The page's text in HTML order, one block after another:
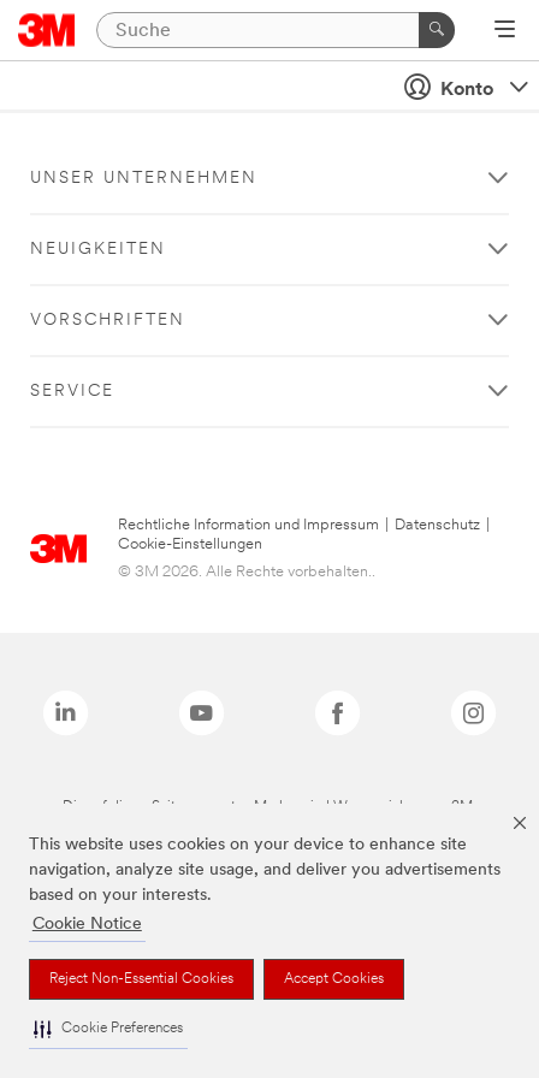
This website uses cookies on your device to enhance site
navigation, analyze site usage, and deliver you advertisements
based on your interests.
Cookie Notice
Reject Non-Essential Cookies Accept Cookies
Cookie Preferences
Konto
UNSER UNTERNEHMEN
NEUIGKEITEN
VORSCHRIFTEN
SERVICE
Rechtliche Information und Impressum Datenschutz
Cookie-Einstellungen
© 3M 2026. Alle Rechte vorbehalten..
Die auf dieser Seite genannten Marken sind Warenzeichen von 3M.